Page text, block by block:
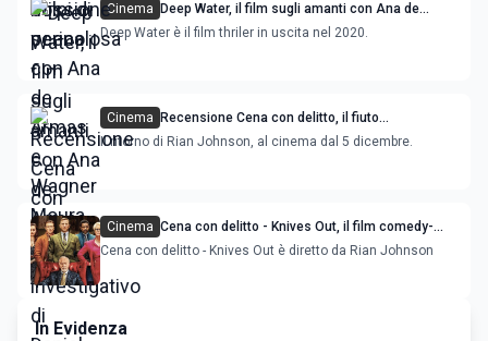
Cinema
Deep Water, il film sugli amanti con Ana de
Armas e Ben Affleck
Deep Water è il film thriler in uscita nel 2020.
Cinema
Recensione Cena con delitto, il fiuto
investigativo di Daniel Craig
Il ritorno di Rian Johnson, al cinema dal 5 dicembre.
Cinema Cena con delitto - Knives Out, il film comedy-
crime con Chris Evans e Ana de Armas
Cena con delitto - Knives Out è diretto da Rian Johnson
In Evidenza